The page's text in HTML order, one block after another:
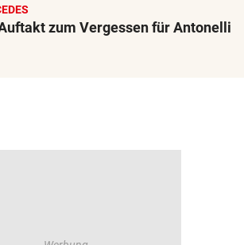
zum Vergessen für Antonelli